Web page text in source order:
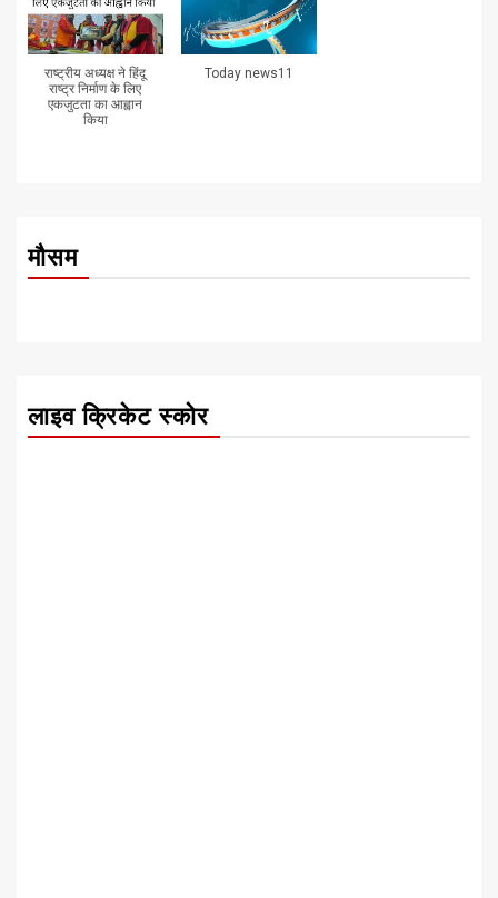
राष्ट्रीय अध्यक्ष ने हिंदू
राष्ट्र निर्माण के लिए
एकजुटता का आह्वान
किया
Today news11
मौसम
लाइव क्रिकेट स्कोर